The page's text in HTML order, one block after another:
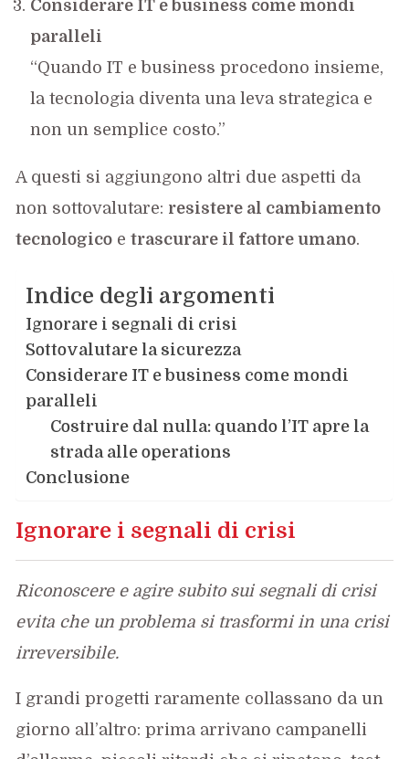
Considerare IT e business come mondi
paralleli
“Quando IT e business procedono insieme,
la tecnologia diventa una leva strategica e
non un semplice costo.”
A questi si aggiungono altri due aspetti da
non sottovalutare: resistere al cambiamento
tecnologico etrascurare il fattore umano.
Indice degli argomenti
Ignorare i segnali di crisi
Sottovalutare la sicurezza
Considerare IT e business come mondi
paralleli
Costruire dal nulla: quando l’IT apre la
strada alle operations
Conclusione
Ignorare i segnali di crisi
Riconoscere e agire subito sui segnali di crisi
evita che un problema si trasformi in una crisi
irreversibile.
I grandi progetti raramente collassano da un
giorno all’altro: prima arrivano campanelli